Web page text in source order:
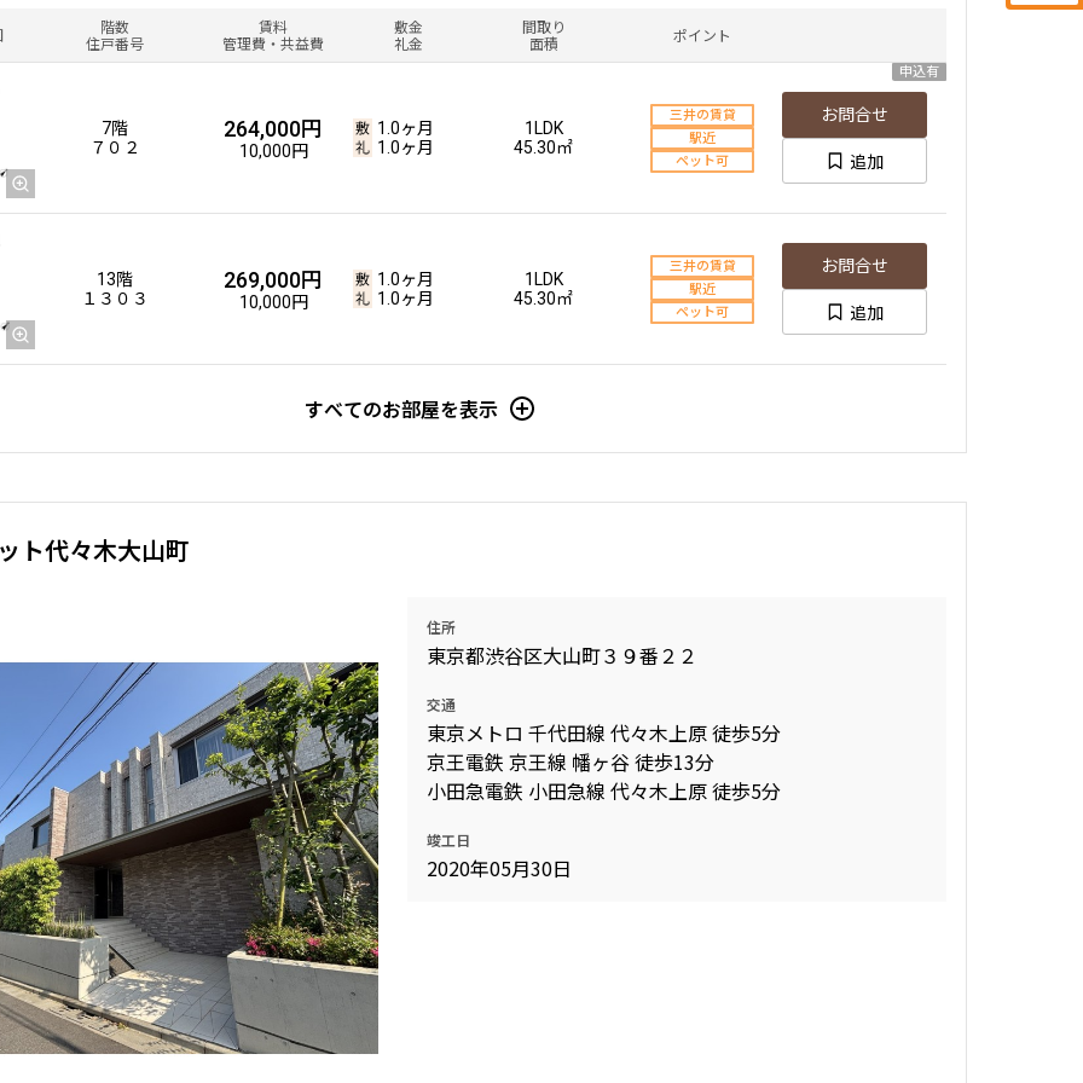
階数
住戸番号
賃料
管理費・共益費
敷金
礼金
間取り
面積
ポイント
申込有
7階
７０２
264,000円
10,000円
1.0ヶ月
1.0ヶ月
1LDK
45.30㎡
三井の賃貸
駅近
ペット可
お問合せ
追加
13階
１３０３
269,000円
10,000円
1.0ヶ月
1.0ヶ月
1LDK
45.30㎡
三井の賃貸
駅近
ペット可
お問合せ
追加
すべてのお部屋を表示
ト代々木大山町
住所
東京都渋谷区大山町３９番２２
交通
東京メトロ 千代田線 代々木上原 徒歩5分
京王電鉄 京王線 幡ヶ谷 徒歩13分
小田急電鉄 小田急線 代々木上原 徒歩5分
竣工日
2020年05月30日